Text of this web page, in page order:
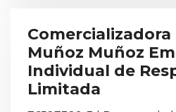
Comercializadora
Muñoz Muñoz
Individual de
Limitada